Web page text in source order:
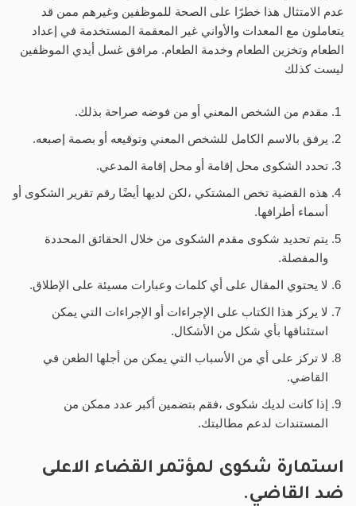
عدم الامتثال هذا خطرًا على الصحة للموظفين وغيرهم ممن قد
يتعاملون مع المعدات والأواني غير المعقمة المستخدمة في إعداد
الطعام وتخزين الطعام وخدمة الطعام. مرافق غسل أيدي الموظفين
ليست كذلك
مقدم من الشخص المعني أو من فوضه صراحة بذلك.
يرفق بالاسم الكامل للشخص المعني وتوقيعه أو بصمة إصبعه.
تحدد الشكوى محل إقامة أو محل إقامة المدعي.
هذه القضية تخص المشتكي ،لكن لديها أيضًا رقم تقرير الشكوى أو
أسماء أطرافها.
يتم تحديد شكوى مقدم الشكوى من خلال الحقائق المحددة
والمفصلة.
لا يحتوي المقال على أي كلمات وعبارات مسيئة على الإطلاق.
لا يركز هذا الكتاب على الإجراءات أو الإجراءات التي يمكن
استئنافها بأي شكل من الأشكال.
لا تركز على أي من الأسباب التي يمكن من أجلها الطعن في
القاضي.
إذا كانت لديك شكوى ،فقم بتضمين أكبر عدد ممكن من
المستندات لدعم مطالبتك.
استمارة شكوى لمؤتمر القضاء الاعلى
ضد القاضي.